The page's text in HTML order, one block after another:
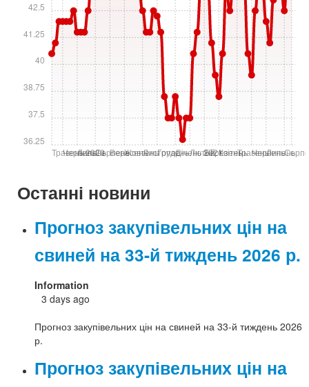
Травень 2020
Червень
ЛипеньСерпень
Вересень
ЖовтеньЛиcтопад
ГруденьСічень 2021
ЛютийБерезень
КвітеньТравеньЧервень
Липень
36.25
37.5
38.75
40
41.25
42.5
Останні новини
Прогноз закупівельних цін на
свиней на 33-й тиждень 2026 р.
Information
3 days ago
Прогноз закупівельних цін на свиней на 33-й тиждень 2026
р.
Прогноз закупівельних цін на